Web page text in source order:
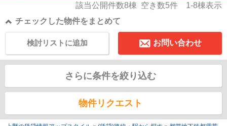
該当公開件数8棟 空き数5件 1-8棟表示
チェックした物件をまとめて
お問い合わせ
検討リストに追加
さらに条件を絞り込む
物件リクエスト